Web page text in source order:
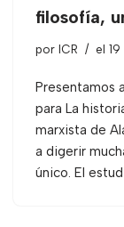
filosofía,
por ICR el
Presentamos
para La
marxista de
a digerir
único. El